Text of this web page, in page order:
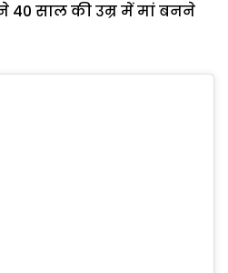
40 साल की उम्र में मां बनने